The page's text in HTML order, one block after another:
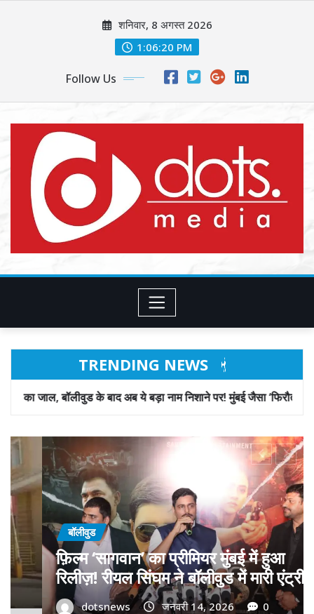
शनिवार, 8 अगस्त 2026
1:06:21 PM
Follow Us
TRENDING NEWS
अब ये बड़ा नाम निशाने पर! मुंबई जैसा ‘फिरौती खेल’ अब दिल्ली-पंजाब में?
बॉलीवुड
गोवा मुख्यमंत्री डॉ. प्रमोद सावंत का ‘गोदान’
को बड़ा समर्थन; पोस्टर विमोचन कर मथुरा से
फिल्म गोदान की टीम का बढ़ाया मान!
dotsnews जनवरी 9, 2026 0